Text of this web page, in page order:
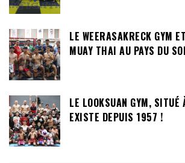
LE WEERASAKRECK GYM
MUAY THAI AU PAYS DU
LE LOOKSUAN GYM, SITUÉ
EXISTE DEPUIS 1957 !